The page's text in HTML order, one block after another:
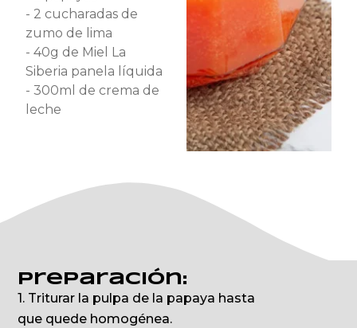
- 2 cucharadas de
zumo de lima
- 40g de Miel La
Siberia panela líquida
- 300ml de crema de
leche
Preparación:
1. Triturar la pulpa de la papaya hasta
que quede homogénea.